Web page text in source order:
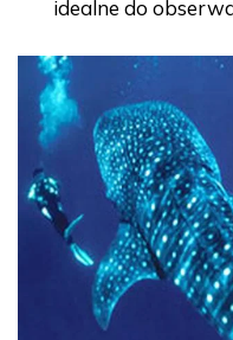
idealne do